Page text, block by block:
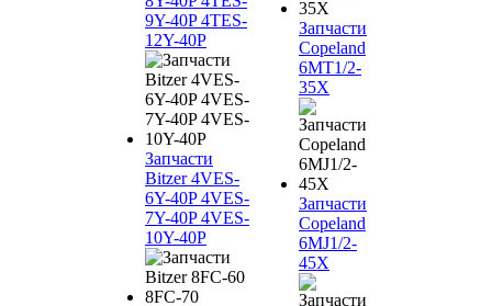
9Y-40P 4TES-
12Y-40P
Запчасти
Bitzer 4VES-
6Y-40P 4VES-
7Y-40P 4VES-
10Y-40P
Запчасти
Copeland
6MT1/2-
35X
Запчасти
Copeland
6MJ1/2-
45X